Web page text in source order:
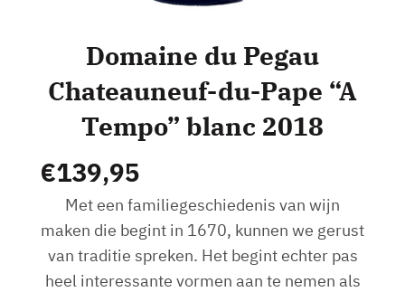
Domaine du Pegau
Chateauneuf-du-Pape “A
Tempo” blanc 2018
€139,95
Met een familiegeschiedenis van wijn
maken die begint in 1670, kunnen we gerust
van traditie spreken. Het begint echter pas
heel interessante vormen aan te nemen als